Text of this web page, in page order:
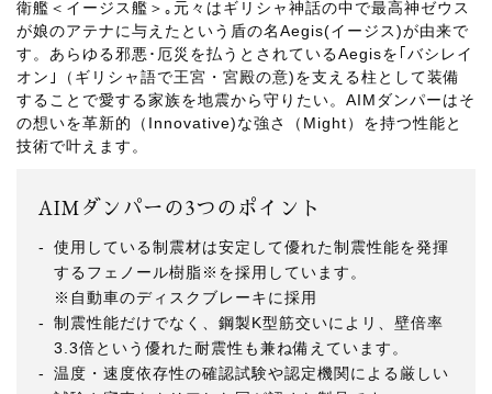
衛艦＜イージス艦＞｡元々はギリシャ神話の中で最高神ゼウス
が娘のアテナに与えたという盾の名Aegis(イージス)が由来で
す。あらゆる邪悪･厄災を払うとされているAegisを｢バシレイ
オン｣（ギリシャ語で王宮・宮殿の意)を支える柱として装備
することで愛する家族を地震から守りたい。AIMダンパーはそ
の想いを革新的（Innovative)な強さ（Might）を持つ性能と
技術で叶えます。
AIMダンパーの3つのポイント
使用している制震材は安定して優れた制震性能を発揮
するフェノール樹脂※を採用しています。
※自動車のディスクブレーキに採用
制震性能だけでなく、鋼製K型筋交いによリ、壁倍率
3.3倍という優れた耐震性も兼ね備えています。
温度・速度依存性の確認試験や認定機関による厳しい